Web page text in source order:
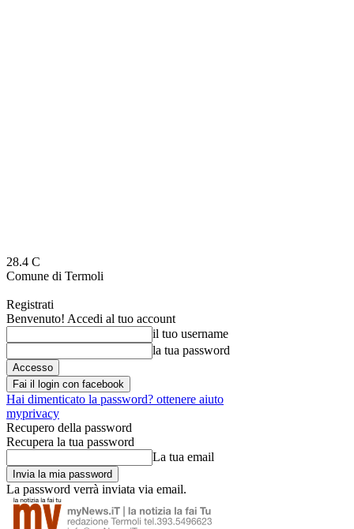
28.4 C
Comune di Termoli
Registrati
Benvenuto! Accedi al tuo account
il tuo username
la tua password
Fai il login con facebook
Hai dimenticato la password? ottenere aiuto
myprivacy
Recupero della password
Recupera la tua password
La tua email
La password verrà inviata via email.